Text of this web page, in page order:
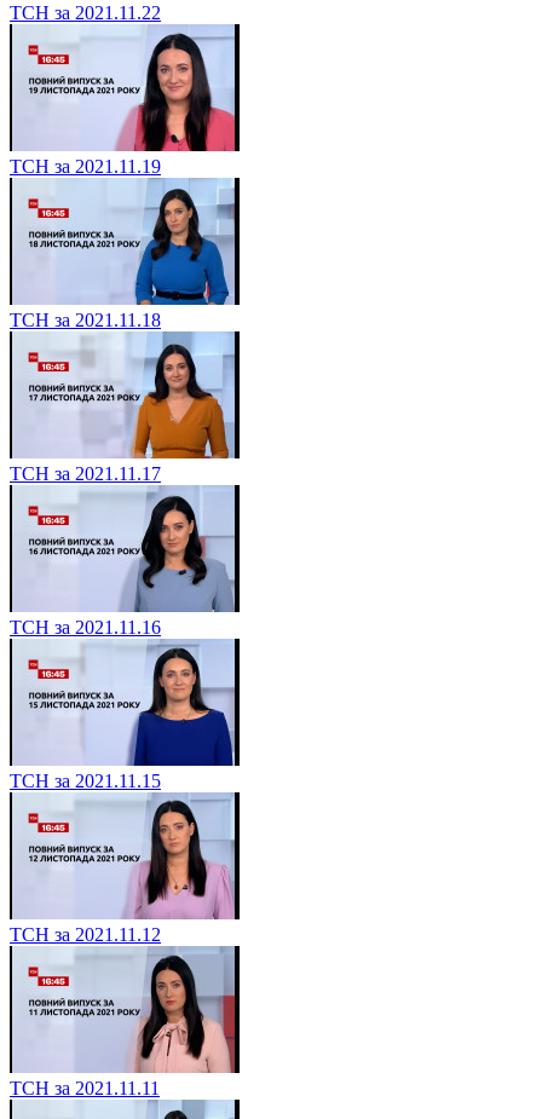
ТСН за 2021.11.22
ТСН за 2021.11.19
ТСН за 2021.11.18
ТСН за 2021.11.17
ТСН за 2021.11.16
ТСН за 2021.11.15
ТСН за 2021.11.12
ТСН за 2021.11.11